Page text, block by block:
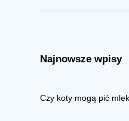
Najnowsze wpisy
Czy koty mogą pić